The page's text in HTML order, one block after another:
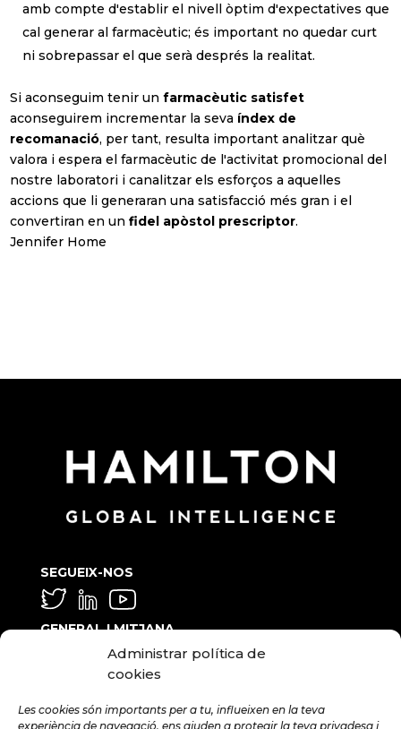
Administrar política de
cookies
Les cookies són importants per a tu, influeixen en la teva
experiència de navegació, ens ajuden a protegir la teva privadesa i
amb compte d'establir el nivell òptim d'expectatives que
cal generar al farmacèutic; és important no quedar curt
ni sobrepassar el que serà després la realitat.
Si aconseguim tenir unfarmacèutic satisfet
aconseguirem incrementar la seva índex de
recomanació, per tant, resulta important analitzar què
valora i espera el farmacèutic de l'activitat promocional del
nostre laboratori i canalitzar els esforços a aquelles
accions que li generaran una satisfacció més gran i el
convertiran en unfidel apòstol prescriptor.
Jennifer Home
SEGUEIX-NOS
GENERAL I MITJANA
info@hamilton.global
talent@hamilton.global